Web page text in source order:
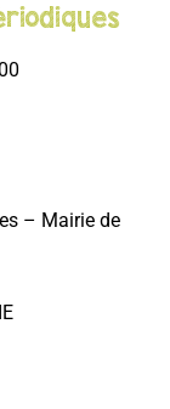
– Mairie de